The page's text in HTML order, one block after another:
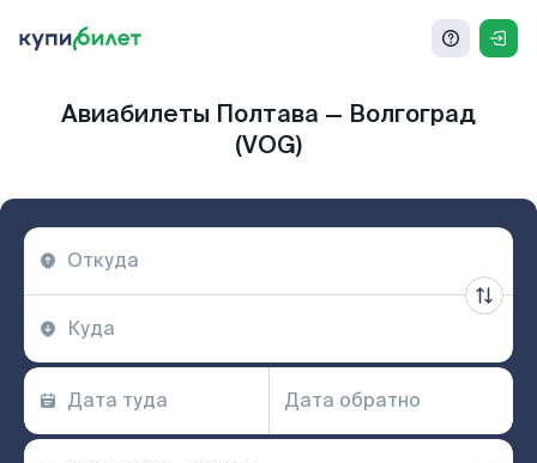
Авиабилеты Полтава — Волгоград
(VOG)